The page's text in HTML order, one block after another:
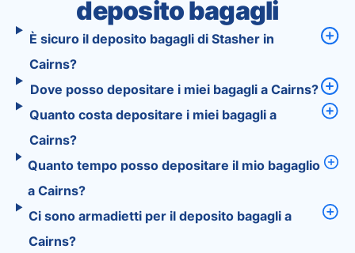
deposito bagagli
È sicuro il deposito bagagli di Stasher in
Cairns?
Dove posso depositare i miei bagagli a Cairns?
Quanto costa depositare i miei bagagli a
Cairns?
Quanto tempo posso depositare il mio bagaglio
a Cairns?
Ci sono armadietti per il deposito bagagli a
Cairns?